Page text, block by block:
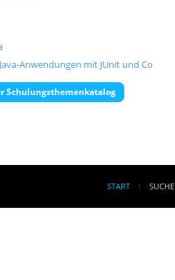
Anwendungen mit JUnit und Co
Schulungsthemenkatalog
START SUCHE